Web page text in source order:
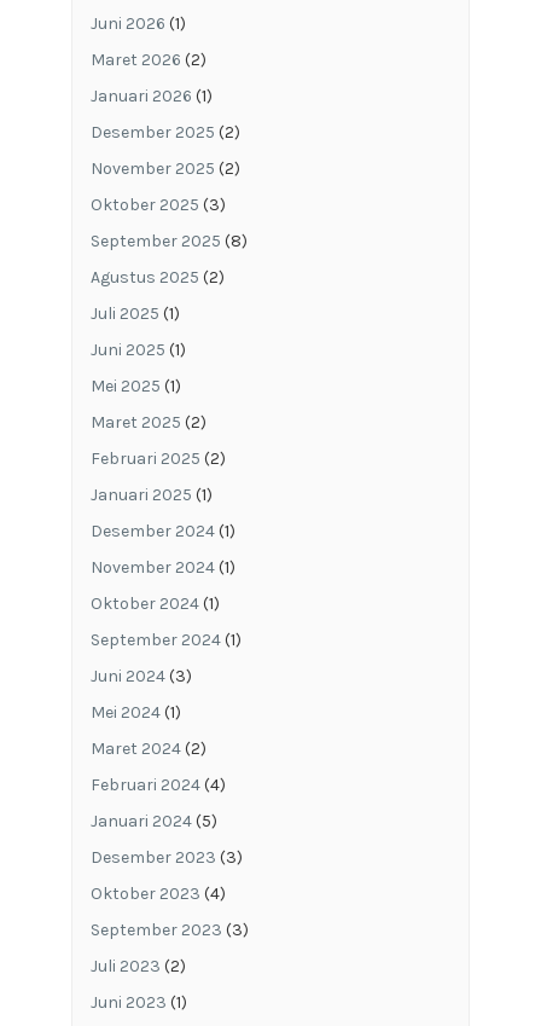
Juni 2026 (1)
Maret 2026 (2)
Januari 2026 (1)
Desember 2025 (2)
November 2025 (2)
Oktober 2025 (3)
September 2025 (8)
Agustus 2025 (2)
Juli 2025 (1)
Juni 2025 (1)
Mei 2025 (1)
Maret 2025 (2)
Februari 2025 (2)
Januari 2025 (1)
Desember 2024(1)
November 2024(1)
Oktober 2024(1)
September 2024(1)
Juni 2024(3)
Mei 2024(1)
Maret 2024(2)
Februari 2024(4)
Januari 2024(5)
Desember 2023 (3)
Oktober 2023 (4)
September 2023 (3)
Juli 2023 (2)
Juni 2023 (1)